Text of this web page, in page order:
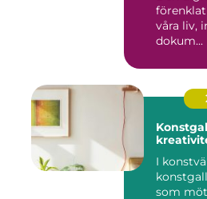
våra liv,
dokum...
I
som